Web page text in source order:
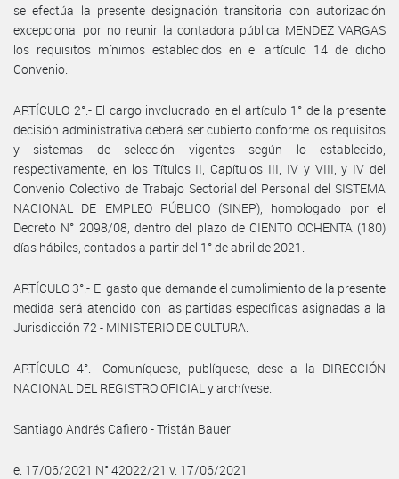
se efectúa la presente designación transitoria con autorización
excepcional por no reunir la contadora pública MENDEZ VARGAS
los requisitos mínimos establecidos en el artículo 14 de dicho
Convenio.
ARTÍCULO 2°.- El cargo involucrado en el artículo 1° de la presente
decisión administrativa deberá ser cubierto conforme los requisitos
y sistemas de selección vigentes según lo establecido,
respectivamente, en los Títulos II, Capítulos III, IV y VIII, y IV del
Convenio Colectivo de Trabajo Sectorial del Personal del SISTEMA
NACIONAL DE EMPLEO PÚBLICO (SINEP), homologado por el
Decreto N° 2098/08, dentro del plazo de CIENTO OCHENTA (180)
días hábiles, contados a partir del 1° de abril de 2021.
ARTÍCULO 3°.- El gasto que demande el cumplimiento de la presente
medida será atendido con las partidas específicas asignadas a la
Jurisdicción 72 - MINISTERIO DE CULTURA.
ARTÍCULO 4°.- Comuníquese, publíquese, dese a la DIRECCIÓN
NACIONAL DEL REGISTRO OFICIAL y archívese.
Santiago Andrés Cafiero - Tristán Bauer
e. 17/06/2021 N° 42022/21 v. 17/06/2021